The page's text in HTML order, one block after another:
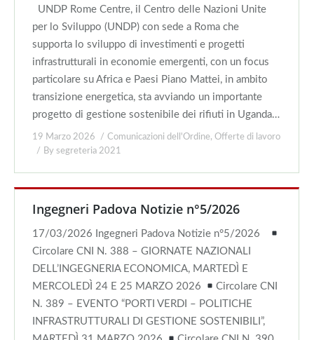
UNDP Rome Centre, il Centro delle Nazioni Unite
per lo Sviluppo (UNDP) con sede a Roma che
supporta lo sviluppo di investimenti e progetti
infrastrutturali in economie emergenti, con un focus
particolare su Africa e Paesi Piano Mattei, in ambito
transizione energetica, sta avviando un importante
progetto di gestione sostenibile dei rifiuti in Uganda…
19 Marzo 2026 Comunicazioni dell'Ordine, Offerte di lavoro
By segreteria 2021
Ingegneri Padova Notizie n°5/2026
17/03/2026 Ingegneri Padova Notizie n°5/2026
Circolare CNI N. 388 – GIORNATE NAZIONALI
DELL’INGEGNERIA ECONOMICA, MARTEDÌ E
MERCOLEDÌ 24 E 25 MARZO 2026
Circolare CNI
N. 389 – EVENTO “PORTI VERDI – POLITICHE
INFRASTRUTTURALI DI GESTIONE SOSTENIBILI”,